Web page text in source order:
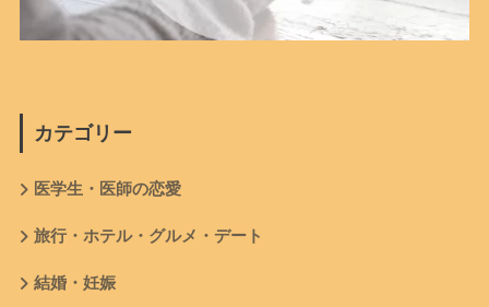
カテゴリー
医学生・医師の恋愛
旅行・ホテル・グルメ・デート
結婚・妊娠